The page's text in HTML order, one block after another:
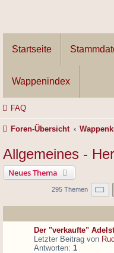
Startseite
Wappenindex
FAQ
Foren-Übersicht
Allgemeines -
Neues Thema
295 Themen
Der "verkaufte"
Letzter Beitrag von
Antworten: 1